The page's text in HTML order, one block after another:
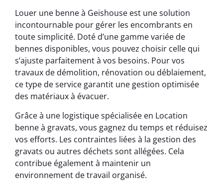
Louer une benne à Geishouse est une solution
incontournable pour gérer les encombrants en
toute simplicité. Doté d’une gamme variée de
bennes disponibles, vous pouvez choisir celle qui
s’ajuste parfaitement à vos besoins. Pour vos
travaux de démolition, rénovation ou déblaiement,
ce type de service garantit une gestion optimisée
des matériaux à évacuer.
Grâce à une logistique spécialisée en Location
benne à gravats, vous gagnez du temps et réduisez
vos efforts. Les contraintes liées à la gestion des
gravats ou autres déchets sont allégées. Cela
contribue également à maintenir un
environnement de travail organisé.